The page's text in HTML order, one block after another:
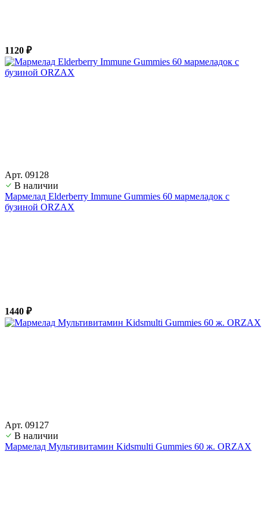
1120 ₽
Арт. 09128
В наличии
Мармелад Elderberry Immune Gummies 60 мармеладок с
бузиной ORZAX
1440 ₽
Арт. 09127
В наличии
Мармелад Мультивитамин Kidsmulti Gummies 60 ж. ORZAX